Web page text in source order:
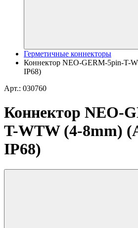
Герметичные коннекторы
Коннектор NEO-GERM-5pin-T-
IP68)
Арт.: 030760
Коннектор NEO-
T-WTW (4-8mm)
IP68)